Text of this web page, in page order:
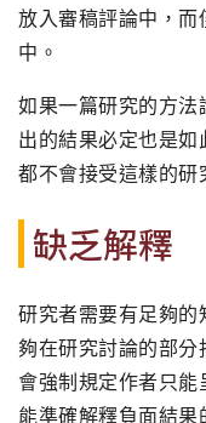
放入審稿評論中，
中。
如果一篇研究的方
出的結果必定也是
都不會接受這樣的研
缺乏解釋
研究者需要有足夠
夠在研究討論的部
會強制規定作者只
能準確解釋負面結